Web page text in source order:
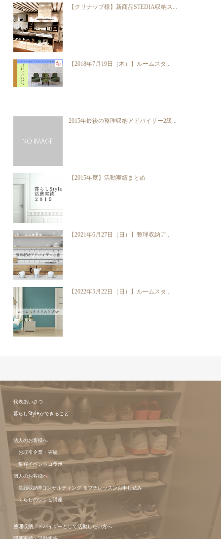
【クリナップ様】新商品STEDIA収納ス...
【2018年7月19日（木）】ルームスタ...
2015年最後の整理収納アドバイザー2級...
【2015年度】活動実績まとめ
【2021年6月27日（日）】整理収納ア...
【2022年5月22日（日）】ルームスタ...
代表あいさつ
暮らしStyleができること
法人のお客様へ
お取引企業・実績
集客イベントコラボ
個人のお客様へ
笑顔収納®コンサルティング ＆プチレッスンお申し込み
くらしのレシピ講座
整理収納アドバイザーとして活動したい方へ